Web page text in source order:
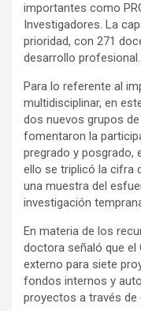
importantes como
Investigadores. La
prioridad, con 271
desarrollo profesional.
Para lo referente al
multidisciplinar, en
dos nuevos grupos
fomentaron la
pregrado y posgrado,
ello se triplicó la cifra
una muestra del
investigación
En materia de los
doctora señaló que el
externo para siete
fondos internos y
proyectos a través